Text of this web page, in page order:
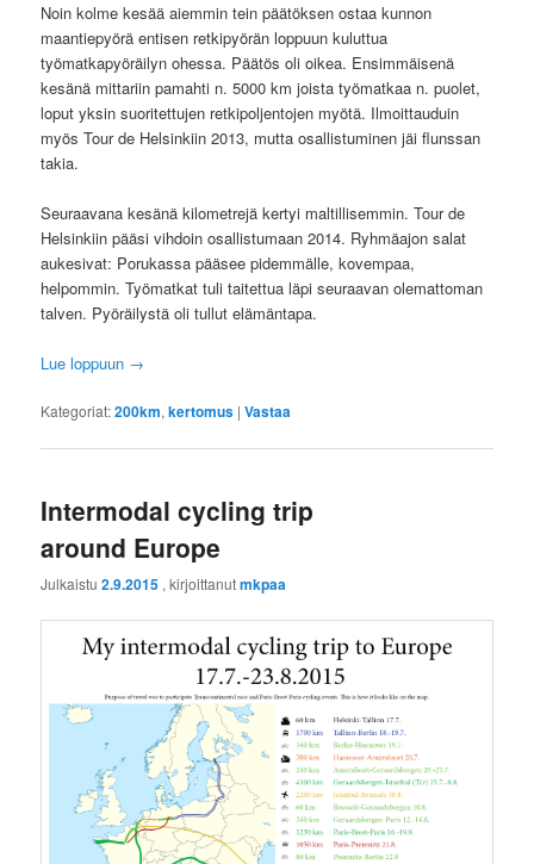
Noin kolme kesää aiemmin tein päätöksen ostaa kunnon
maantiepyörä entisen retkipyörän loppuun kuluttua
työmatkapyöräilyn ohessa. Päätös oli oikea. Ensimmäisenä
kesänä mittariin pamahti n. 5000 km joista työmatkaa n. puolet,
loput yksin suoritettujen retkipoljentojen myötä. Ilmoittauduin
myös Tour de Helsinkiin 2013, mutta osallistuminen jäi flunssan
takia.
Seuraavana kesänä kilometrejä kertyi maltillisemmin. Tour de
Helsinkiin pääsi vihdoin osallistumaan 2014. Ryhmäajon salat
aukesivat: Porukassa pääsee pidemmälle, kovempaa,
helpommin. Työmatkat tuli taitettua läpi seuraavan olemattoman
talven. Pyöräilystä oli tullut elämäntapa.
Lue loppuun →
Kategoriat:200km,kertomus |Vastaa
Intermodal cycling trip
around Europe
Julkaistu2.9.2015 , kirjoittanutmkpaa